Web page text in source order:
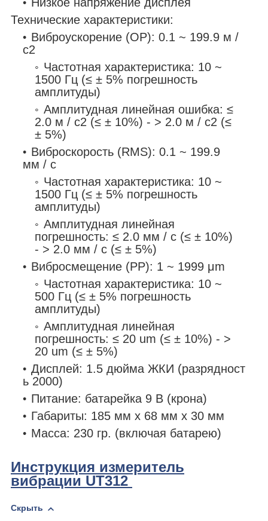
Низкое напряжение дисплея
Технические характеристики:
Виброускорение (OP): 0.1 ~ 199.9 м /
с2
Частотная характеристика: 10 ~
1500 Гц (≤ ± 5% погрешность
амплитуды)
Амплитудная линейная ошибка: ≤
2.0 м / с2 (≤ ± 10%) - > 2.0 м / с2 (≤
± 5%)
Виброскорость (RMS): 0.1 ~ 199.9
мм / с
Частотная характеристика: 10 ~
1500 Гц (≤ ± 5% погрешность
амплитуды)
Амплитудная линейная
погрешность: ≤ 2.0 мм / с (≤ ± 10%)
- > 2.0 мм / с (≤ ± 5%)
Вибросмещение (PP): 1 ~ 1999 μm
Частотная характеристика: 10 ~
500 Гц (≤ ± 5% погрешность
амплитуды)
Амплитудная линейная
погрешность: ≤ 20 um (≤ ± 10%) - >
20 um (≤ ± 5%)
Дисплей: 1.5 дюйма ЖКИ (разрядност
ь 2000)
Питание: батарейка 9 В (крона)
Габариты: 185 мм х 68 мм х 30 мм
Масса: 230 гр. (включая батарею)
Инструкция измеритель
вибрации UT312
Скрыть